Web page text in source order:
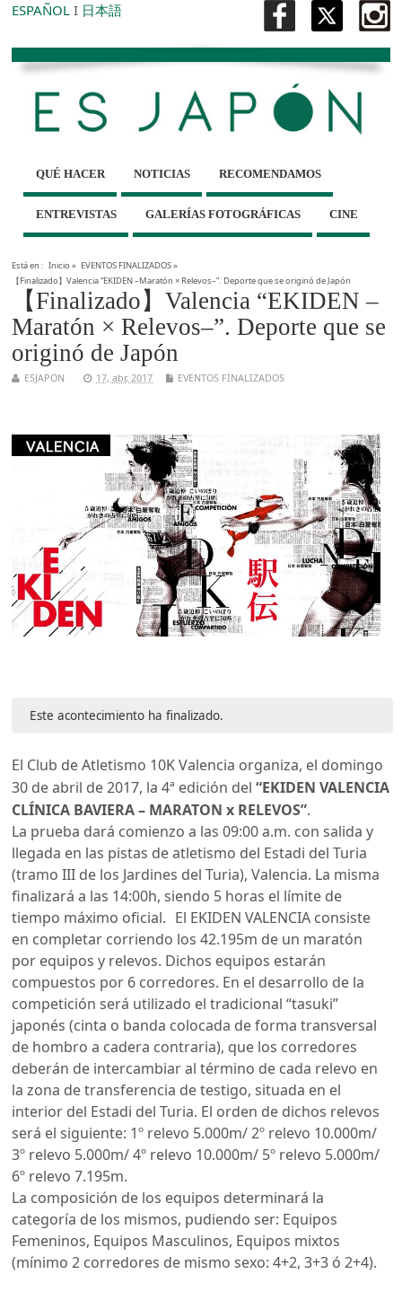
ESPAÑOL I 日本語
QUÉ HACER NOTICIAS RECOMENDAMOS
ENTREVISTAS GALERÍAS FOTOGRÁFICAS CINE
Está en : Inicio» EVENTOS FINALIZADOS»
【Finalizado】Valencia “EKIDEN –Maratón × Relevos–”. Deporte que se originó de Japón
【Finalizado】Valencia “EKIDEN –
Maratón × Relevos–”. Deporte que se
originó de Japón
ESJAPON 17, abr, 2017 EVENTOS FINALIZADOS
Este acontecimiento ha finalizado.
El Club de Atletismo 10K Valencia organiza, el domingo
30 de abril de 2017, la 4ª edición del“EKIDEN VALENCIA
CLÍNICA BAVIERA – MARATON x RELEVOS”.
La prueba dará comienzo a las 09:00 a.m. con salida y
llegada en las pistas de atletismo del Estadi del Turia
(tramo III de los Jardines del Turia), Valencia. La misma
finalizará a las 14:00h, siendo 5 horas el límite de
tiempo máximo oficial. El EKIDEN VALENCIA consiste
en completar corriendo los 42.195m de un maratón
por equipos y relevos. Dichos equipos estarán
compuestos por 6 corredores. En el desarrollo de la
competición será utilizado el tradicional “tasuki”
japonés (cinta o banda colocada de forma transversal
de hombro a cadera contraria), que los corredores
deberán de intercambiar al término de cada relevo en
la zona de transferencia de testigo, situada en el
interior del Estadi del Turia. El orden de dichos relevos
será el siguiente: 1º relevo 5.000m/ 2º relevo 10.000m/
3º relevo 5.000m/ 4º relevo 10.000m/ 5º relevo 5.000m/
6º relevo 7.195m.
La composición de los equipos determinará la
categoría de los mismos, pudiendo ser: Equipos
Femeninos, Equipos Masculinos, Equipos mixtos
(mínimo 2 corredores de mismo sexo: 4+2, 3+3 ó 2+4).